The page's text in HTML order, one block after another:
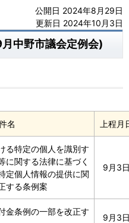
公開日 2024年8月29日
更新日 2024年10月3日
中野市議会定例会)
名 上程月
る特定の個人を識別す
に関する法律に基づく
定個人情報の提供に関
する条例案
9月3
金条例の一部を改正す
9月3